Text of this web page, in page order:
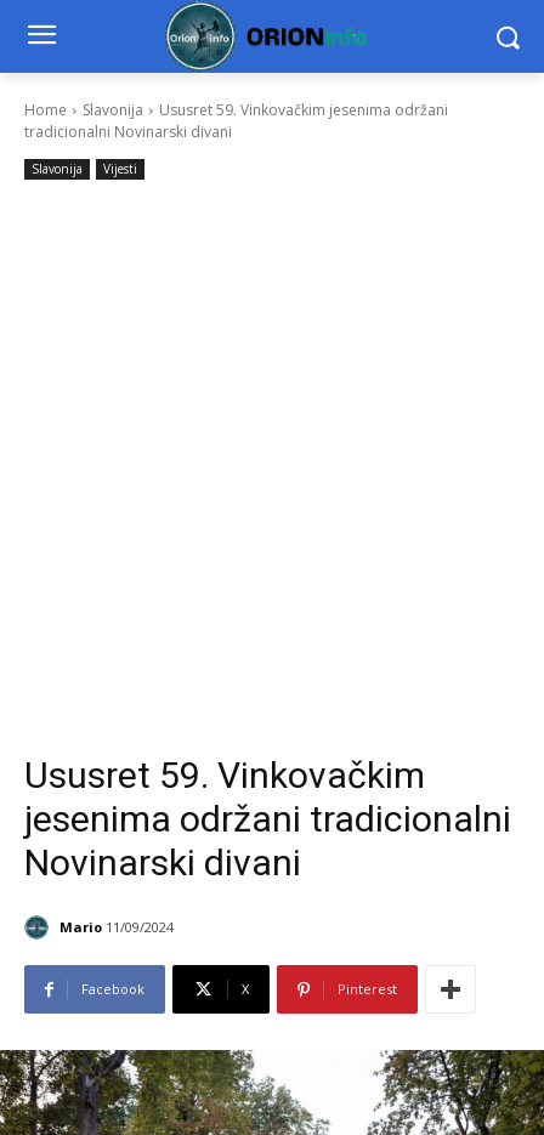
Home Slavonija
Ususret 59. Vinkovačkim jesenima održani
tradicionalni Novinarski divani
Slavonija Vijesti
Ususret 59. Vinkovačkim
jesenima održani tradicionalni
Novinarski divani
Mario 11/09/2024
Facebook X Pinterest